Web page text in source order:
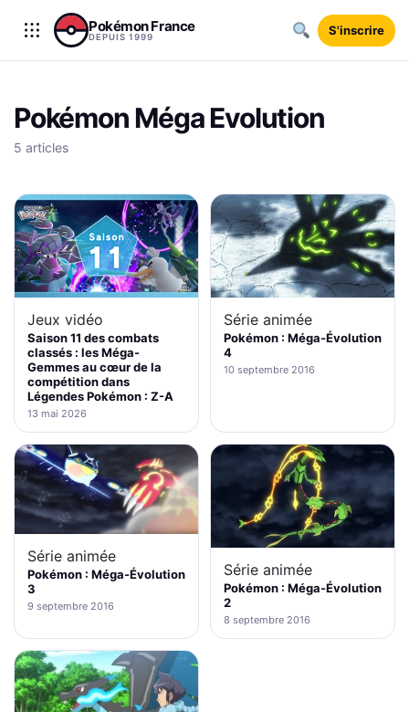
Aller au contenu
Pokémon France
DEPUIS 1999 S'inscrire
Pokémon Méga Evolution
5 articles
Jeux vidéo
Saison 11 des combats
classés : les Méga-
Gemmes au cœur de la
compétition dans
Légendes Pokémon : Z-A
13 mai 2026
Série animée
Pokémon : Méga-Évolution
4
10 septembre 2016
Série animée
Pokémon : Méga-Évolution
3
9 septembre 2016
Série animée
Pokémon : Méga-Évolution
2
8 septembre 2016